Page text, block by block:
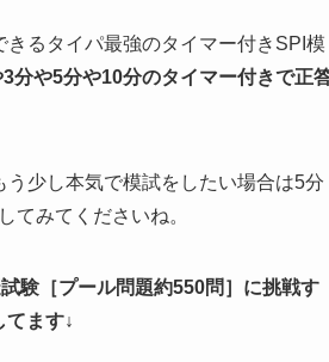
るタイパ最強のタイマー付きSPI模
3分や5分や10分のタイマー付きで正
少し本気で模試をしたい場合は5分
てみてくださいね。
験 ［プール問題約550問 ］ に挑戦す
ます↓